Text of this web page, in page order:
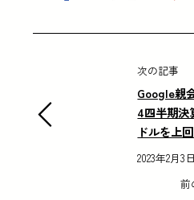
次の記事
Google親
4四半期決
ドルを上
2023年2月3
前